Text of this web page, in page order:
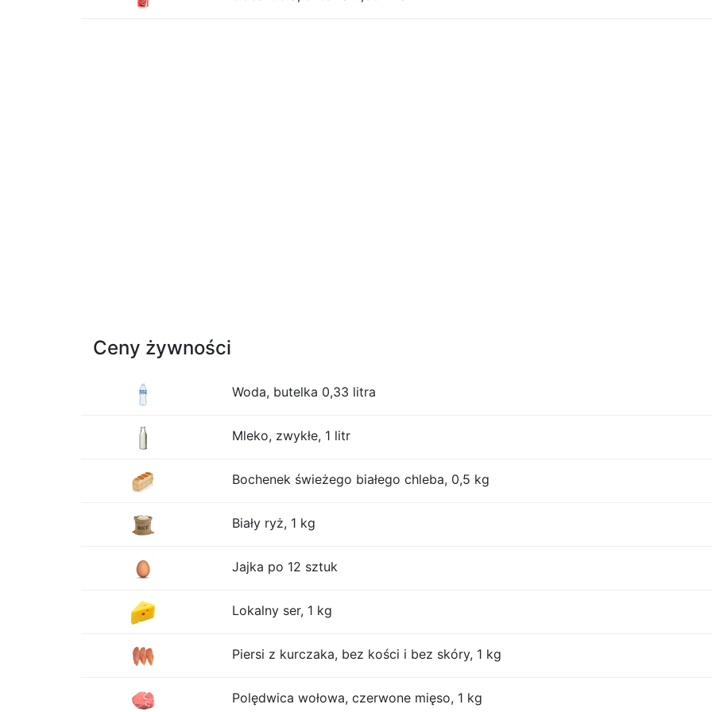
Ceny żywności
Woda, butelka 0,33 litra
Mleko, zwykłe, 1 litr
Bochenek świeżego białego chleba, 0,5 kg
Biały ryż, 1 kg
Jajka po 12 sztuk
Lokalny ser, 1 kg
Piersi z kurczaka, bez kości i bez skóry, 1 kg
Polędwica wołowa, czerwone mięso, 1 kg